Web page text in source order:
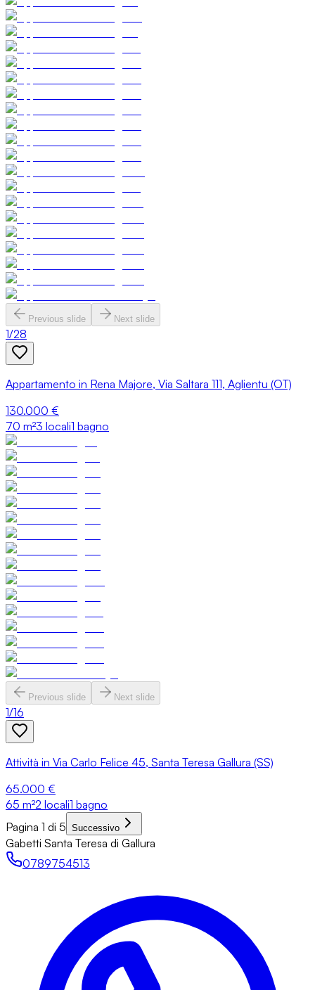
Previous slide Next slide
1/28
Appartamento in Rena Majore, Via Saltara 111, Aglientu (OT)
130.000 €
70 m²3 locali1 bagno
Previous slide Next slide
1/16
Attività in Via Carlo Felice 45, Santa Teresa Gallura (SS)
65.000 €
65 m²2 locali1 bagno
Pagina 1 di 5 Successivo
Gabetti Santa Teresa di Gallura
0789754513